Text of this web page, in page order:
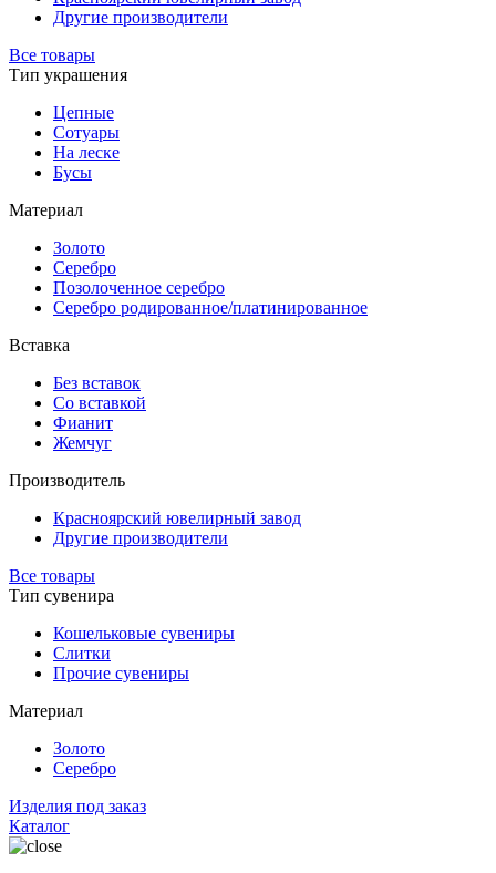
Другие производители
Все товары
Тип украшения
Цепные
Сотуары
На леске
Бусы
Материал
Золото
Серебро
Позолоченное серебро
Серебро родированное/платинированное
Вставка
Без вставок
Со вставкой
Фианит
Жемчуг
Производитель
Красноярский ювелирный завод
Другие производители
Все товары
Тип сувенира
Кошельковые сувениры
Слитки
Прочие сувениры
Материал
Золото
Серебро
Изделия под заказ
Каталог